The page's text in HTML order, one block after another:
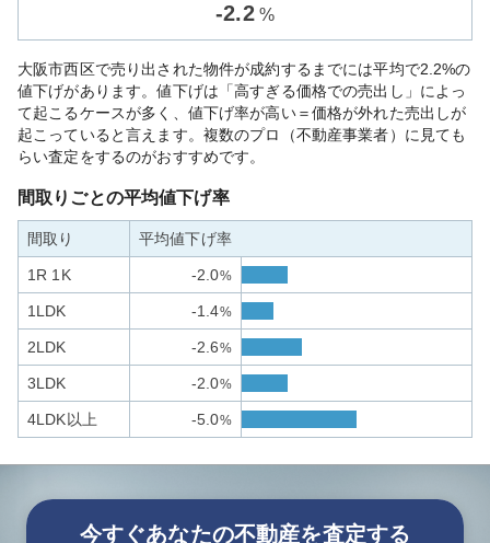
-2.2 %
大阪市西区で売り出された物件が成約するまでには平均で2.2%の
値下げがあります。値下げは「高すぎる価格での売出し」によっ
て起こるケースが多く、値下げ率が高い＝価格が外れた売出しが
起こっていると言えます。複数のプロ（不動産事業者）に見ても
らい査定をするのがおすすめです。
間取りごとの平均値下げ率
間取り 平均値下げ率
1R 1K -2.0%
1LDK -1.4%
2LDK -2.6%
3LDK -2.0%
4LDK以上 -5.0%
今すぐあなたの不動産を査定する